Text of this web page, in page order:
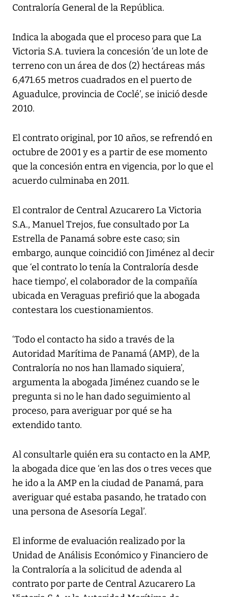
Contraloría General de la República.
Indica la abogada que el proceso para que La
Victoria S.A. tuviera la concesión ‘de un lote de
terreno con un área de dos (2) hectáreas más
6,471.65 metros cuadrados en el puerto de
Aguadulce, provincia de Coclé’, se inició desde
2010.
El contrato original, por 10 años, se refrendó en
octubre de 2001 y es a partir de ese momento
que la concesión entra en vigencia, por lo que el
acuerdo culminaba en 2011.
El contralor de Central Azucarero La Victoria
S.A., Manuel Trejos, fue consultado por La
Estrella de Panamá sobre este caso; sin
embargo, aunque coincidió con Jiménez al decir
que ‘el contrato lo tenía la Contraloría desde
hace tiempo’, el colaborador de la compañía
ubicada en Veraguas prefirió que la abogada
contestara los cuestionamientos.
‘Todo el contacto ha sido a través de la
Autoridad Marítima de Panamá (AMP), de la
Contraloría no nos han llamado siquiera’,
argumenta la abogada Jiménez cuando se le
pregunta si no le han dado seguimiento al
proceso, para averiguar por qué se ha
extendido tanto.
Al consultarle quién era su contacto en la AMP,
la abogada dice que ‘en las dos o tres veces que
he ido a la AMP en la ciudad de Panamá, para
averiguar qué estaba pasando, he tratado con
una persona de Asesoría Legal’.
El informe de evaluación realizado por la
Unidad de Análisis Económico y Financiero de
la Contraloría a la solicitud de adenda al
contrato por parte de Central Azucarero La